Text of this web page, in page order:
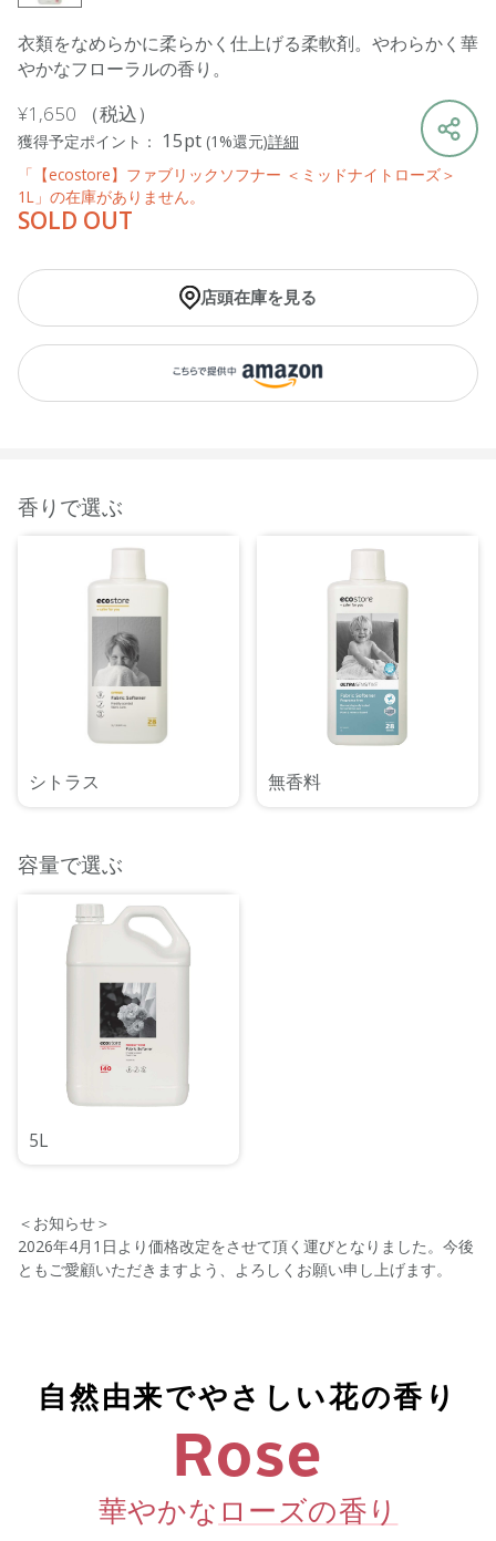
衣類をなめらかに柔らかく仕上げる柔軟剤。やわらかく華
やかなフローラルの香り。
¥1,650 （税込）
獲得予定ポイント： 15pt (1%還元)詳細
「【ecostore】ファブリックソフナー ＜ミッドナイトローズ＞
1L」の在庫がありません。
SOLD OUT
店頭在庫を見る
香りで選ぶ
シトラス 無香料
容量で選ぶ
5L
＜お知らせ＞
2026年4月1日より価格改定をさせて頂く運びとなりました。今後
ともご愛顧いただきますよう、よろしくお願い申し上げます。
自然由来でやさしい花の香り
Rose
華やかな ローズの香り